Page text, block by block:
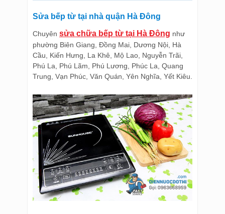
Sửa bếp từ tại nhà quận Hà Đông
Chuyên sửa chữa bếp từ tại Hà Đông như
phường Biên Giang, Đồng Mai, Dương Nội, Hà
Cầu, Kiến Hưng, La Khê, Mộ Lao, Nguyễn Trãi,
Phú La, Phú Lãm, Phú Lương, Phúc La, Quang
Trung, Vạn Phúc, Văn Quán, Yên Nghĩa, Yết Kiêu.